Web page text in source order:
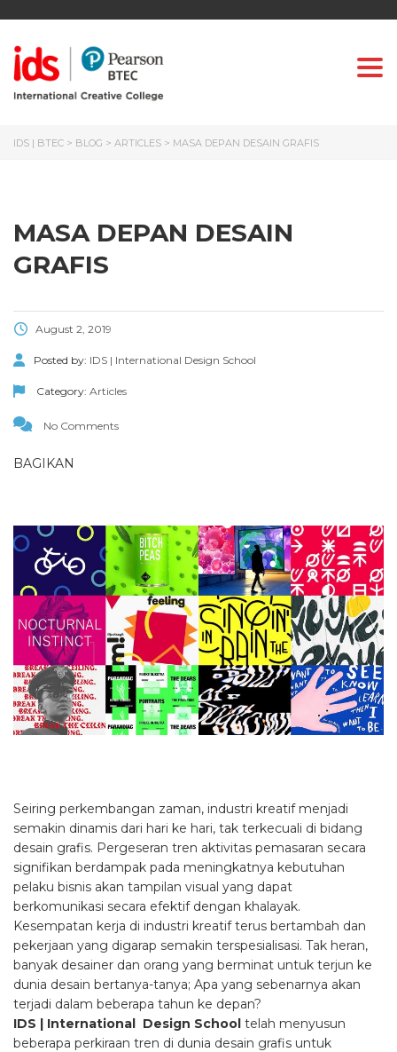
IDS | BTEC > BLOG > ARTICLES > MASA DEPAN DESAIN GRAFIS
MASA DEPAN DESAIN
GRAFIS
August 2, 2019
Posted by: IDS | International Design School
Category: Articles
No Comments
BAGIKAN
Seiring perkembangan zaman, industri kreatif menjadi
semakin dinamis dari hari ke hari, tak terkecuali di bidang
desain grafis. Pergeseran tren aktivitas pemasaran secara
signifikan berdampak pada meningkatnya kebutuhan
pelaku bisnis akan tampilan visual yang dapat
berkomunikasi secara efektif dengan khalayak.
Kesempatan kerja di industri kreatif terus bertambah dan
pekerjaan yang digarap semakin terspesialisasi. Tak heran,
banyak desainer dan orang yang berminat untuk terjun ke
dunia desain bertanya-tanya; Apa yang sebenarnya akan
terjadi dalam beberapa tahun ke depan?
IDS | International Design School telah menyusun
beberapa perkiraan tren di dunia desain grafis untuk